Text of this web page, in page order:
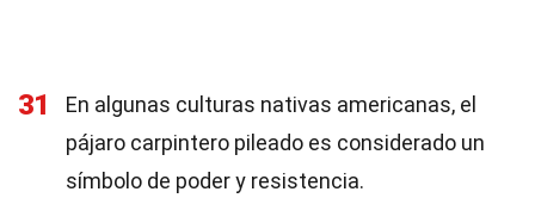
31
En algunas culturas nativas americanas, el
pájaro carpintero pileado es considerado un
símbolo de poder y resistencia.